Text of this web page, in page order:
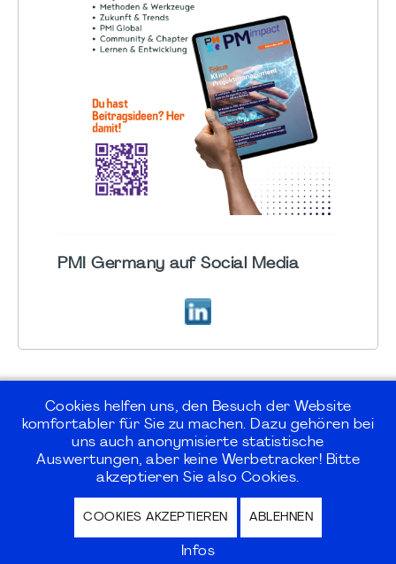
PMI Germany auf Social Media
©2026PMI Germany Chapter e.V.
Impressum | Kontakt | Disclaimer |
Datenschutz / Privacy Policy |
Nutzungsbedingungen Internet Forum
Cookies helfen uns, den Besuch der Website
komfortabler für Sie zu machen. Dazu gehören bei
uns auch anonymisierte statistische
Auswertungen, aber keine Werbetracker! Bitte
akzeptieren Sie also Cookies.
COOKIES AKZEPTIEREN ABLEHNEN
Infos